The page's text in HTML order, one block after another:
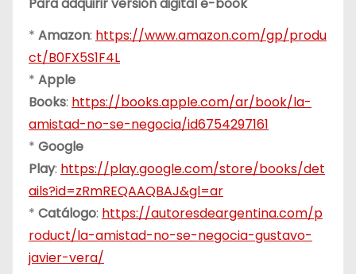
* Amazon: https://www.amazon.com/gp/produ
ct/B0FX5S1F4L
* Apple
Books: https://books.apple.com/ar/book/la-
amistad-no-se-negocia/id6754297161
* Google
Play: https://play.google.com/store/books/det
ails?id=zRmREQAAQBAJ&gl=ar
* Catálogo: https://autoresdeargentina.com/p
roduct/la-amistad-no-se-negocia-gustavo-
javier-vera/